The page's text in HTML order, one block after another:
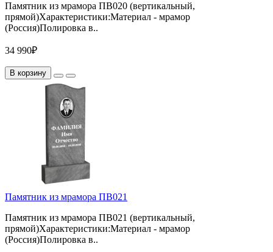
Памятник из мрамора ПВ020 (вертикальный,
прямой)Характеристики:Материал - мрамор
(Россия)Полировка в..
34 990₽
В корзину
Памятник из мрамора ПВ021
Памятник из мрамора ПВ021 (вертикальный,
прямой)Характеристики:Материал - мрамор
(Россия)Полировка в..